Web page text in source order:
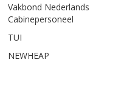
Vakbond Nederlands
Cabinepersoneel
TUI
NEWHEAP